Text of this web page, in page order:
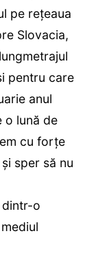
pe rețeaua
Slovacia,
pentru care
anul
o lună de
cu forțe
sper să nu
dintr-o